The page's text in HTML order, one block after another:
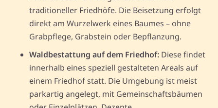
traditioneller Friedhöfe. Die Beisetzung erfolgt
direkt am Wurzelwerk eines Baumes – ohne
Grabpflege, Grabstein oder Bepflanzung.
Waldbestattung auf dem Friedhof: Diese findet
innerhalb eines speziell gestalteten Areals auf
einem Friedhof statt. Die Umgebung ist meist
parkartig angelegt, mit Gemeinschaftsbäumen